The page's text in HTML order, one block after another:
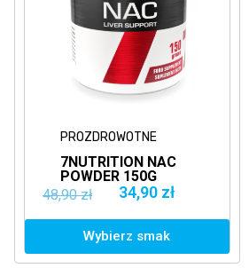
PROZDROWOTNE
7NUTRITION NAC
POWDER 150G
ANTYOKSYDANT
48,90 zł 34,90 zł
Wybierz smak